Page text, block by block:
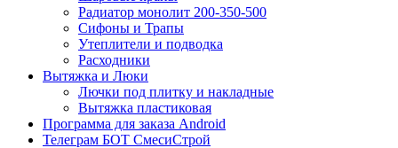
Радиатор монолит 200-350-500
Сифоны и Трапы
Утеплители и подводка
Расходники
Вытяжка и Люки
Лючки под плитку и накладные
Вытяжка пластиковая
Программа для заказа Android
Телеграм БОТ СмесиСтрой